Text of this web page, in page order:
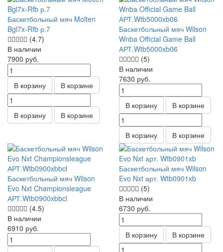
Баскетбольный мяч Molten
Bgl7x-Rfb р.7
(4.7)
В наличии
7900 руб.
В корзину В корзине
В корзину В корзине
Баскетбольный мяч Wilson
Wnba Official Game Ball
АРТ.Wtb5000xb06
(5)
В наличии
7630 руб.
В корзину В корзине
В корзину В корзине
Баскетбольный мяч Wilson
Evo Nxt Championsleague
АРТ.Wtb0900xbbcl
(4.5)
В наличии
6910 руб.
Баскетбольный мяч Wilson
Evo Nxt арт. Wtb0901xb
(5)
В наличии
6730 руб.
В корзину В корзине